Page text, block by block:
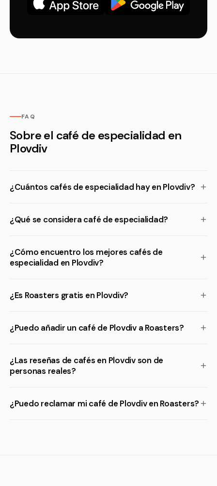
FAQ
Sobre el café de especialidad en
Plovdiv
¿Cuántos cafés de especialidad hay en Plovdiv?
¿Qué se considera café de especialidad?
¿Cómo encuentro los mejores cafés de
especialidad en Plovdiv?
¿Es Roasters gratis en Plovdiv?
¿Puedo añadir un café de Plovdiv a Roasters?
¿Las reseñas de cafés en Plovdiv son de
personas reales?
¿Puedo reclamar mi café de Plovdiv en Roasters?